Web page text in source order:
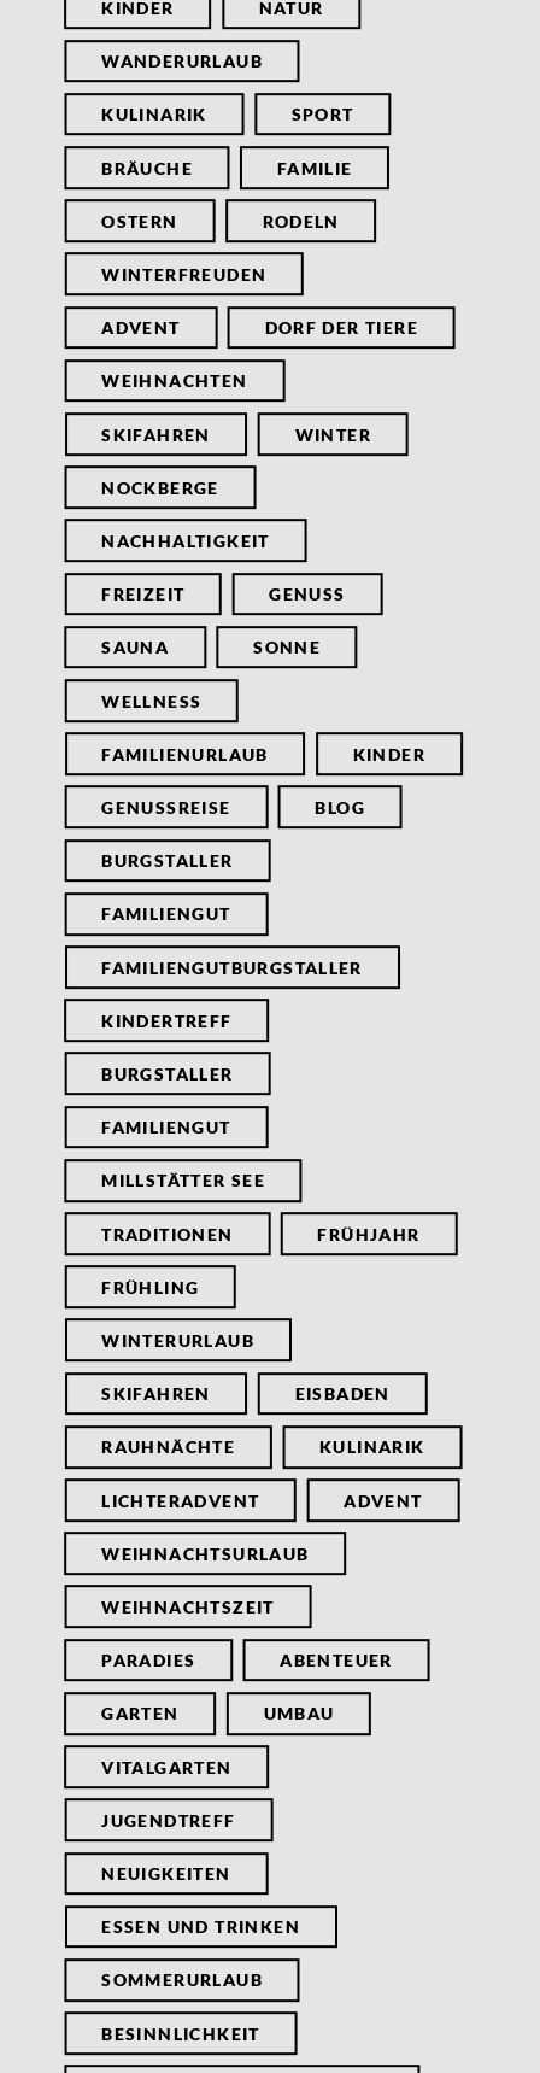
KINDER NATUR
WANDERURLAUB
KULINARIK SPORT
BRÄUCHE FAMILIE
OSTERN RODELN
WINTERFREUDEN
ADVENT DORF DER TIERE
WEIHNACHTEN
SKIFAHREN WINTER
NOCKBERGE
NACHHALTIGKEIT
FREIZEIT GENUSS
SAUNA SONNE
WELLNESS
FAMILIENURLAUB KINDER
GENUSSREISE BLOG
BURGSTALLER
FAMILIENGUT
FAMILIENGUTBURGSTALLER
KINDERTREFF
BURGSTALLER
FAMILIENGUT
MILLSTÄTTER SEE
TRADITIONEN FRÜHJAHR
FRÜHLING
WINTERURLAUB
SKIFAHREN EISBADEN
RAUHNÄCHTE KULINARIK
LICHTERADVENT ADVENT
WEIHNACHTSURLAUB
WEIHNACHTSZEIT
PARADIES ABENTEUER
GARTEN UMBAU
VITALGARTEN
JUGENDTREFF
NEUIGKEITEN
ESSEN UND TRINKEN
SOMMERURLAUB
BESINNLICHKEIT